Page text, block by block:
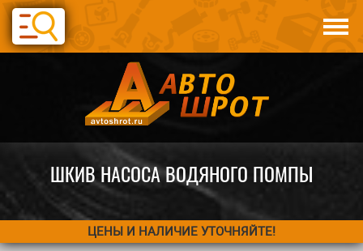
Перейти к основному содержанию
Авто по запчастям
Статьи
ШКИВ НАСОСА ВОДЯНОГО ПОМПЫ
ЦЕНЫ И НАЛИЧИЕ УТОЧНЯЙТЕ!